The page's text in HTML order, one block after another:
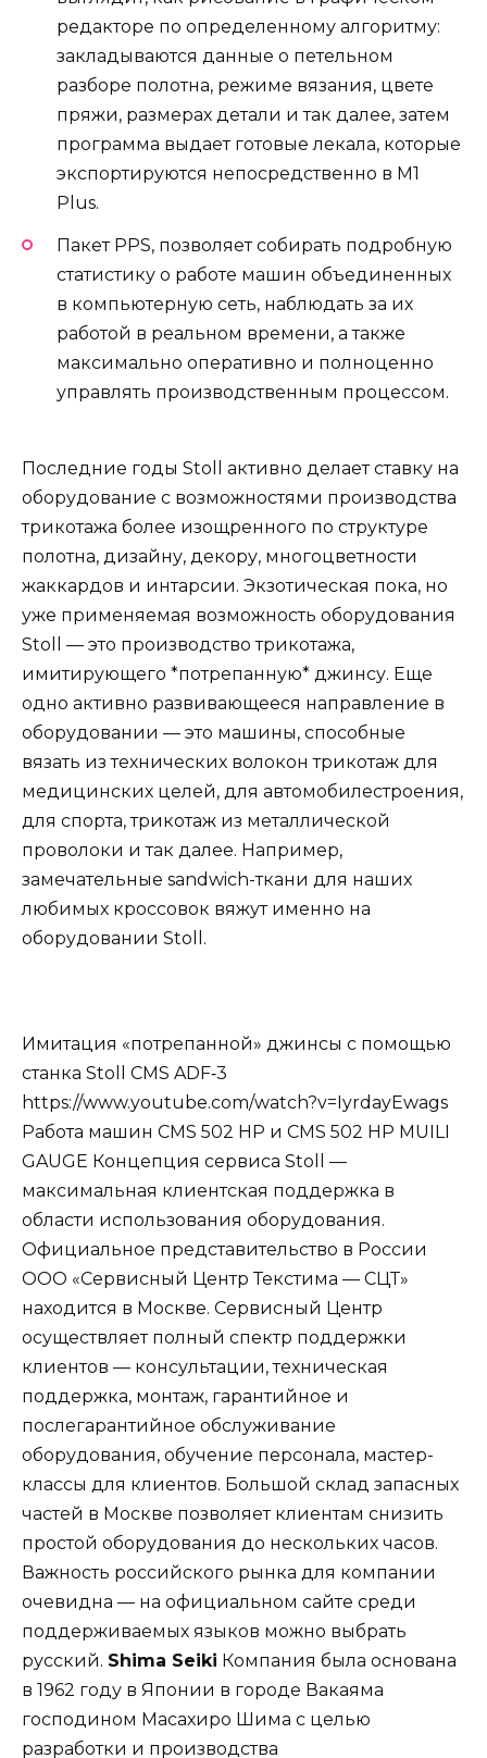
редакторе по определенному алгоритму:
закладываются данные о петельном
разборе полотна, режиме вязания, цвете
пряжи, размерах детали и так далее, затем
программа выдает готовые лекала, которые
экспортируются непосредственно в M1
Plus.
Пакет PPS, позволяет собирать подробную
статистику о работе машин объединенных
в компьютерную сеть, наблюдать за их
работой в реальном времени, а также
максимально оперативно и полноценно
управлять производственным процессом.
Последние годы Stoll активно делает ставку на
оборудование с возможностями производства
трикотажа более изощренного по структуре
полотна, дизайну, декору, многоцветности
жаккардов и интарсии. Экзотическая пока, но
уже применяемая возможность оборудования
Stoll — это производство трикотажа,
имитирующего *потрепанную* джинсу. Еще
одно активно развивающееся направление в
оборудовании — это машины, способные
вязать из технических волокон трикотаж для
медицинских целей, для автомобилестроения,
для спорта, трикотаж из металлической
проволоки и так далее. Например,
замечательные sandwich-ткани для наших
любимых кроссовок вяжут именно на
оборудовании Stoll.
Имитация «потрепанной» джинсы с помощью
станка Stoll CMS ADF‐3
https://www.youtube.com/watch?v=IyrdayEwags
Работа машин CMS 502 HP и CMS 502 HP MUILI
GAUGE Концепция сервиса Stoll —
максимальная клиентская поддержка в
области использования оборудования.
Официальное представительство в России
ООО «Сервисный Центр Текстима — СЦТ»
находится в Москве. Сервисный Центр
осуществляет полный спектр поддержки
клиентов — консультации, техническая
поддержка, монтаж, гарантийное и
послегарантийное обслуживание
оборудования, обучение персонала, мастер-
классы для клиентов. Большой склад запасных
частей в Москве позволяет клиентам снизить
простой оборудования до нескольких часов.
Важность российского рынка для компании
очевидна — на официальном сайте среди
поддерживаемых языков можно выбрать
русский. Shima Seiki Компания была основана
в 1962 году в Японии в городе Вакаяма
господином Масахиро Шима с целью
разработки и производства